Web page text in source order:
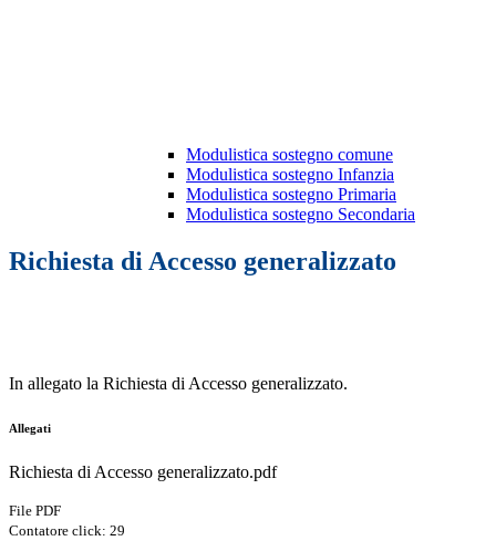
Modulistica sostegno comune
Modulistica sostegno Infanzia
Modulistica sostegno Primaria
Modulistica sostegno Secondaria
Richiesta di Accesso generalizzato
In allegato la Richiesta di Accesso generalizzato.
Allegati
Richiesta di Accesso generalizzato.pdf
File PDF
Contatore click: 29